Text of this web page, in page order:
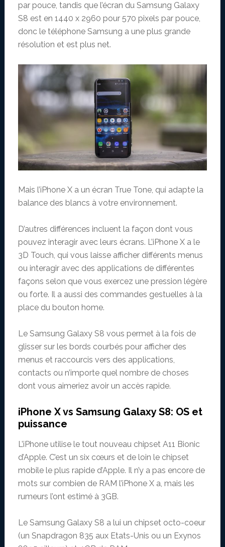
par pouce, tandis que l’écran du Samsung Galaxy
S8 est en 1440 x 2960 pour 570 pixels par pouce,
donc le téléphone Samsung a une plus grande
résolution et est plus net.
Mais l’iPhone X a un écran True Tone, qui adapte la
balance des blancs à votre environnement.
D’autres différences incluent la façon dont vous
pouvez interagir avec leurs écrans. L’iPhone X a le
3D Touch, qui vous laisse afficher différents menus
ou interagir avec des applications de différentes
façons selon que vous exercez une pression légère
ou forte. Il a aussi des commandes gestuelles à la
place du bouton home.
Le Samsung Galaxy S8 vous permet à la fois de
glisser sur les bords courbés pour afficher des
menus et raccourcis vers des applications,
contacts ou n’importe quel nombre de choses
dont vous aimeriez avoir un accès rapide.
iPhone X vs Samsung Galaxy S8: OS et
puissance
L’iPhone utilise le tout nouveau chipset A11 Bionic
d’Apple. C’est un six cœurs et de loin le chipset
mobile le plus rapide d’Apple. Il n’y a pas encore de
mots sur combien de RAM l’iPhone X a, mais les
rumeurs l’ont estimé à 3GB.
Le Samsung Galaxy S8 a lui un chipset octo-coeur
(un Snapdragon 835 aux Etats-Unis ou un Exynos